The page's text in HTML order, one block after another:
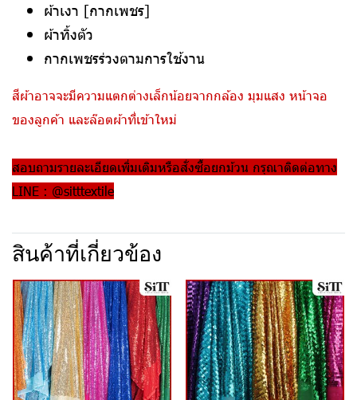
ผ้าเงา [กากเพชร]
ผ้าทิ้งตัว
กากเพชรร่วงตามการใช้งาน
สีผ้าอาจจะมีความแตกต่างเล็กน้อยจากกล้อง มุมแสง หน้าจอ
ของลูกค้า และล๊อตผ้าที่เข้าใหม่
สอบถามรายละเอียดเพิ่มเติมหรือสั่งซื้อยกม้วน กรุณาติดต่อทาง
LINE : @sitttextile
สินค้าที่เกี่ยวข้อง